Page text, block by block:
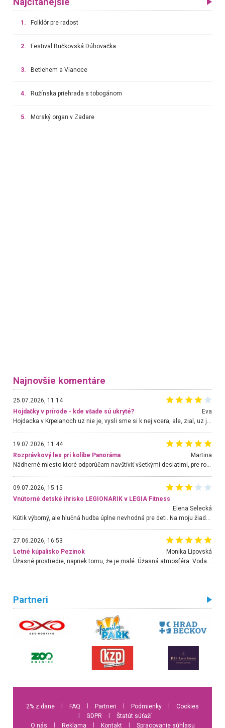
1. Folklór pre radost
2. Festival Bučkovská Dúhovačka
3. Betlehem a Vianoce
4. Ružínska priehrada s tobogánom
5. Morský organ v Zadare
Najnovšie komentáre
25.07.2026, 11:14
Hojdačky v prírode - kde všade sú ukryté?
Eva
Hojdacka v Krpelanoch uz nie je, vysli sme si k nej vcera, ale, zial, uz je znicena. Ak sem planujete cestu len kvoli hojdacke, mozete si ju usetrit. Krasny vyhlad je tu vsak aj bez hojdacky :-)
19.07.2026, 11:44
Rozprávkový les pri kolibe Panoráma
Martina
Nádherné miesto ktoré odporúčam navštíviť všetkými desiatimi, pre rodiny s deťmi, dôchodcom... Proste a jednoducho ozaj rozprávkový les.. určite ešte prídeme. Odniesli sme si na pamiatku krásne tričká,
09.07.2026, 15:15
Vnútorné detské ihrisko LEGIONARIK v LEGIA Fitness
Elena Selecká
27.06.2026, 16:53
Letné kúpalisko Pezinok
. Monika Lipovská
Úžasné prostredie, napriek tomu, že je malé. Úžasná atmosféra. Voda fantastická a nádherná. Ľudí je pomerne veľa, ale su mili a ohľaduplní. Je veľmi zaujímavé sledovať, ako dokážu spolu športovať cudzí ľudia a bez ohľadu na vek. Vládne tu pohoda. Vnuka neviem dostať z vody. Ďakujem za krásny deň . Urcite sa sem vrátim. Jediný problém je s parkovaním, ale aj ten sa mi podarilo vyriešiť. Monika Bratislava
Partneri
2% z dane FAQ Partneri Podmienky
Cookies
GDPR
Štatút súťaží
O nás
Reklama Kontakt Spracovanie súhlasu